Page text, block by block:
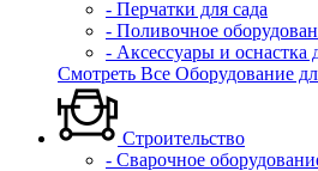
- Перчатки для сада
- Поливочное
- Аксессуары и оснастка
Смотреть Все Оборудование
Строительство
- Сварочное